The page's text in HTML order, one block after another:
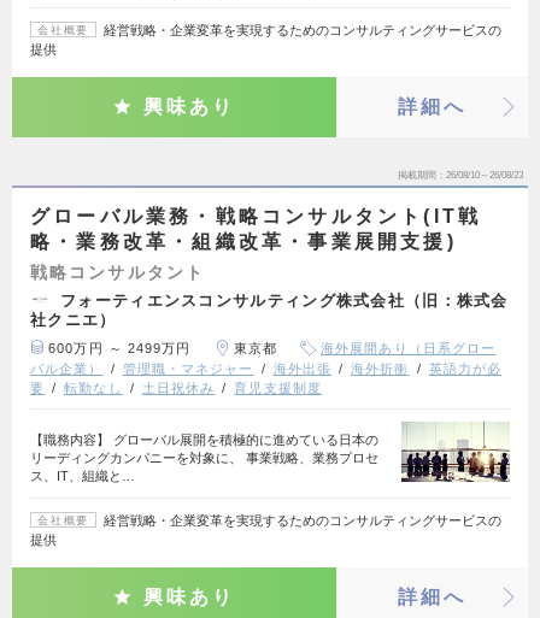
会社概要
経営戦略・企業変革を実現するためのコンサルティングサービスの
提供
興味あり 詳細へ
掲載期間 26/08/10～26/08/23
グローバル業務・戦略コンサルタント(IT戦
略・業務改革・組織改革・事業展開支援)
戦略コンサルタント
フォーティエンスコンサルティング株式会社（旧：株式会
社クニエ）
600万円 ～ 2499万円 東京都
海外展開あり（日系グロー
バル企業）
管理職・マネジャー 海外出張 海外折衝
英語力が必
要
転勤なし 土日祝休み 育児支援制度
【職務内容】 グローバル展開を積極的に進めている日本の
リーディングカンパニーを対象に、 事業戦略、業務プロセ
ス、IT、組織と…
会社概要
経営戦略・企業変革を実現するためのコンサルティングサービスの
提供
興味あり 詳細へ